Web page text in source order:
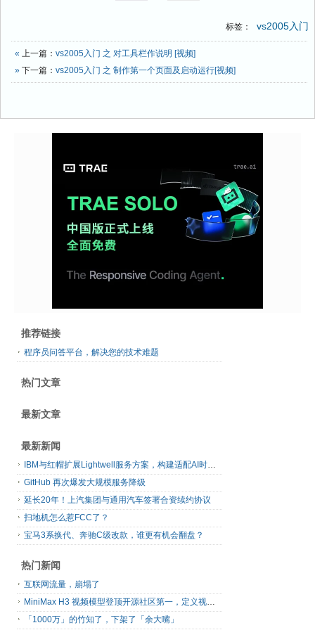
标签： vs2005入门
« 上一篇： vs2005入门 之 对工具栏作说明 [视频]
» 下一篇： vs2005入门 之 制作第一个页面及启动运行[视频]
推荐链接
程序员问答平台，解决您的技术难题
热门文章
最新文章
最新新闻
IBM与红帽扩展Lightwell服务方案，构建适配AI时代开源生态的可信基础设施
GitHub 再次爆发大规模服务降级
延长20年！上汽集团与通用汽车签署合资续约协议
扫地机怎么惹FCC了？
宝马3系换代、奔驰C级改款，谁更有机会翻盘？
热门新闻
互联网流量，崩塌了
MiniMax H3 视频模型登顶开源社区第一，定义视频模型领域“斩杀线”
「1000万」的竹知了，下架了「余大嘴」